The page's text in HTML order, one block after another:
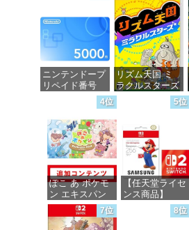
ニンテンドープ
リペイド番号
5000円|オンラ
価格：¥5,000
リズム天国 ミ
ラクルスターズ
-Switch
4位
ぽこ あ ポケモ
ン エキスパン
ションパス|オン
ラインコード版
5位
【任天堂ライセ
ンス商品】
7位 8位